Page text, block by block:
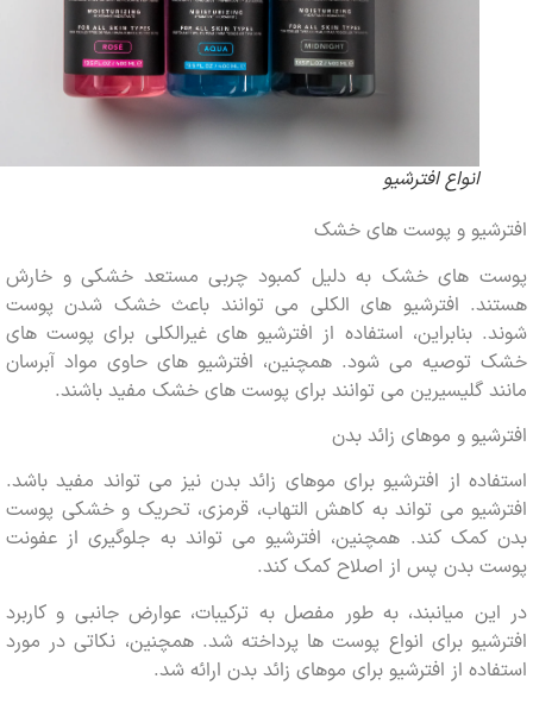
انواع افترشیو
و پوست های خشک
های خشک به دلیل کمبود چربی مستعد خشکی و خارش
افترشیو های الکلی می توانند باعث خشک شدن پوست
بنابراین، استفاده از افترشیو های غیرالکلی برای پوست های
می شود. همچنین، افترشیو های حاوی مواد آبرسان
گلیسیرین می توانند برای پوست های خشک مفید باشند.
و موهای زائد بدن
از افترشیو برای موهای زائد بدن نیز می تواند مفید باشد.
می تواند به کاهش التهاب، قرمزی، تحریک و خشکی پوست
کند. همچنین، افترشیو می تواند به جلوگیری از عفونت
بدن پس از اصلاح کمک کند.
میانبند، به طور مفصل به ترکیبات، عوارض جانبی و کاربرد
برای انواع پوست ها پرداخته شد. همچنین، نکاتی در مورد
از افترشیو برای موهای زائد بدن ارائه شد.